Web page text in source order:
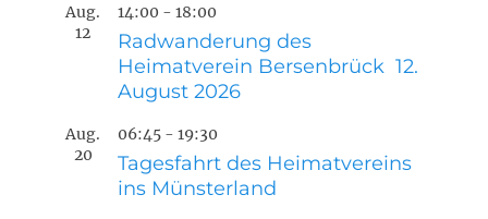
Aug.
12
14:00 - 18:00
Radwanderung des
Heimatverein Bersenbrück 12.
August 2026
Aug.
20
06:45 - 19:30
Tagesfahrt des Heimatvereins
ins Münsterland